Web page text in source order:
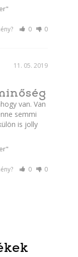
0 0
11. 05. 2019
van. Van
semmi
is jolly
0 0